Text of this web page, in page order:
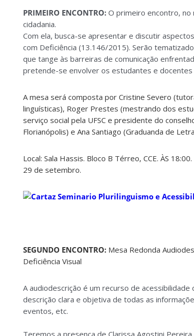
PRIMEIRO ENCONTRO: O primeiro encontro,
cidadania.
Com ela, busca-se apresentar e discutir
com Deficiência (13.146/2015). Serão tematiz
que tange às barreiras de comunicação
pretende-se envolver os estudantes e
A mesa será composta por Cristine Severo
linguísticas), Roger Prestes (mestrando dos
serviço social pela UFSC e presidente do
Florianópolis) e Ana Santiago (Graduanda de
Local: Sala Hassis. Bloco B Térreo, CCE. ÀS 18:00.
29 de setembro.
SEGUNDO ENCONTRO: Mesa Redonda
Deficiência Visual
A audiodescrição é um recurso de
descrição clara e objetiva de todas as
eventos, etc.